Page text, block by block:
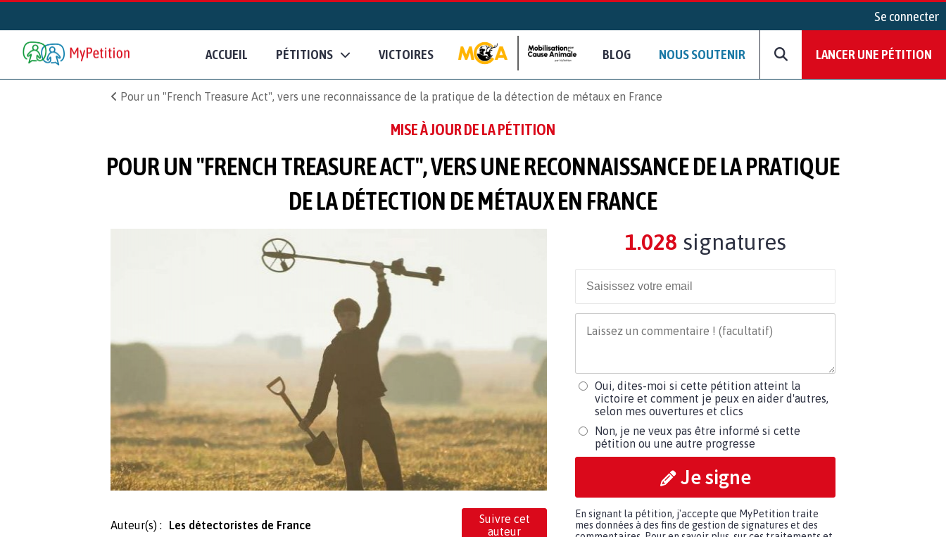
Se connecter
ACCUEIL PÉTITIONS VICTOIRES BLOG NOUS SOUTENIR LANCER UNE PÉTITION
Pour un "French Treasure Act", vers une reconnaissance de la pratique de la détection de métaux en France
MISE À JOUR DE LA PÉTITION
POUR UN "FRENCH TREASURE ACT", VERS UNE RECONNAISSANCE DE LA PRATIQUE
DE LA DÉTECTION DE MÉTAUX EN FRANCE
Auteur(s) : Les détectoristes de France
Suivre cet
auteur
1.028 signatures
Oui, dites-moi si cette pétition atteint la
victoire et comment je peux en aider d'autres,
selon mes ouvertures et clics
Non, je ne veux pas être informé si cette
pétition ou une autre progresse
Je signe
En signant la pétition, j'accepte que MyPetition traite
mes données à des fins de gestion de signatures et des